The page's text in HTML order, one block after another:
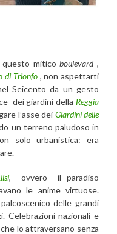
miticoboulevard,
di Trionfo, non aspettarti
Seicento da un gesto
dei giardini dellaReggia
l’asse dei Giardini delle
un terreno paludoso in
solo urbanistica: era
, ovvero il paradiso
le anime virtuose.
delle grandi
nazionali e
lo attraversano senza